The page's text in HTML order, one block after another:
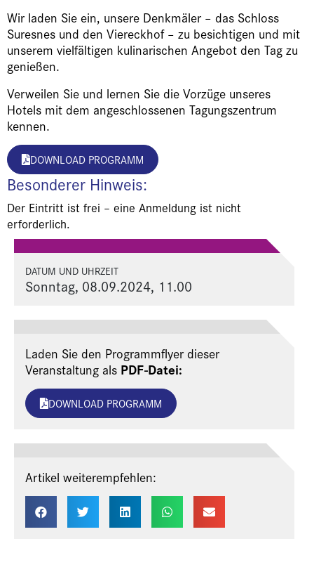
Wir laden Sie ein, unsere Denkmäler – das Schloss
Suresnes und den Viereckhof – zu besichtigen und mit
unserem vielfältigen kulinarischen Angebot den Tag zu
genießen.
Verweilen Sie und lernen Sie die Vorzüge unseres
Hotels mit dem angeschlossenen Tagungszentrum
kennen.
DOWNLOAD PROGRAMM
Besonderer Hinweis:
Der Eintritt ist frei – eine Anmeldung ist nicht
erforderlich.
DATUM UND UHRZEIT
Sonntag, 08.09.2024, 11.00
Laden Sie den Programmflyer dieser
Veranstaltung als PDF-Datei:
DOWNLOAD PROGRAMM
Artikel weiterempfehlen: